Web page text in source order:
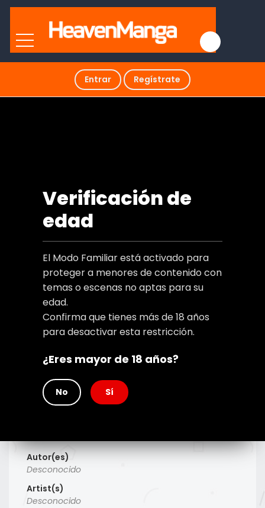
Entrar Regístrate
Verificación de
edad
El Modo Familiar está activado para
proteger a menores de contenido con
temas o escenas no aptas para su
edad.
Confirma que tienes más de 18 años
para desactivar esta restricción.
¿Eres mayor de 18 años?
No Sí
Type
Manga
Desconocido
Autor(es)
Desconocido
Artist(s)
Desconocido